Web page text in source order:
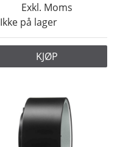
Exkl. Moms
Ikke på lager
KJØP